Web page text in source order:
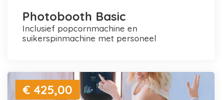
Photobooth Basic
inclusief popcornmachine en
suikerspinmachine met personeel
€ 425,00